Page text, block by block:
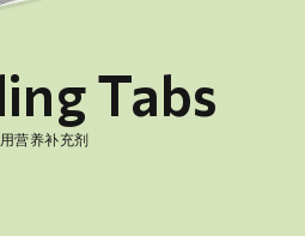
Tabs
营养补充剂